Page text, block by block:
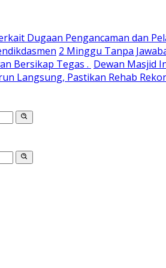
Dugaan Pengancaman dan
2 Minggu Tanpa
Bersikap Tegas . Dewan Masjid
Langsung, Pastikan Rehab